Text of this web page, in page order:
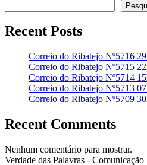
Recent Posts
Correio do Ribatejo Nº5716
Correio do Ribatejo Nº5715
Correio do Ribatejo Nº5714
Correio do Ribatejo Nº5713
Correio do Ribatejo Nº5709
Recent Comments
Nenhum comentário para mostrar.
Verdade das Palavras -